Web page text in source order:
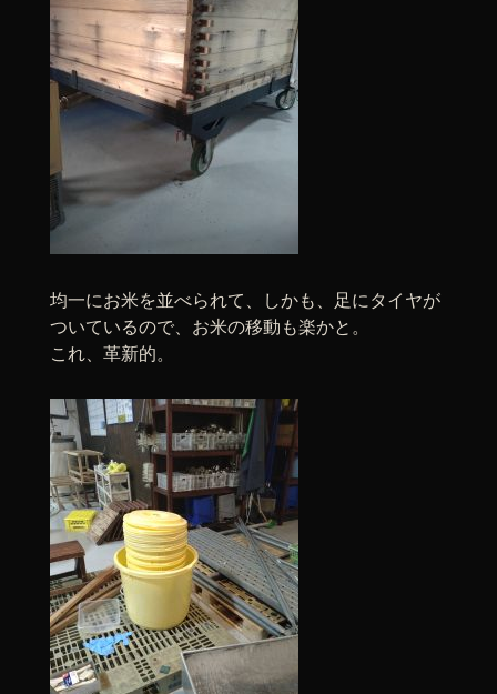
均一にお米を並べられて、しかも、足にタイヤが
ついているので、お米の移動も楽かと。
これ、革新的。